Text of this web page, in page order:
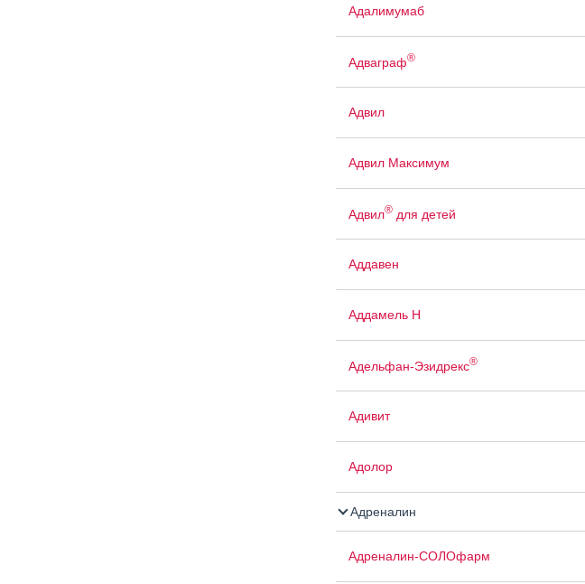
Адалимумаб
Адваграф®
Адвил
Адвил Максимум
Адвил®для детей
Аддавен
Аддамель Н
Адельфан-Эзидрекс®
Адивит
Адолор
Адреналин
Адреналин-СОЛОфарм